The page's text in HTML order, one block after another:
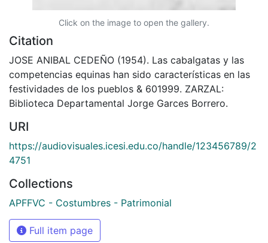
Click on the image to open the gallery.
Citation
JOSE ANIBAL CEDEÑO (1954). Las cabalgatas y las
competencias equinas han sido características en las
festividades de los pueblos & 601999. ZARZAL:
Biblioteca Departamental Jorge Garces Borrero.
URI
https://audiovisuales.icesi.edu.co/handle/123456789/2
4751
Collections
APFFVC - Costumbres - Patrimonial
Full item page